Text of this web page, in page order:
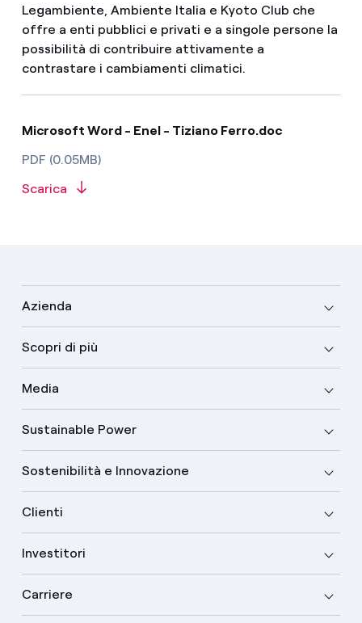
Legambiente, Ambiente Italia e Kyoto Club che
offre a enti pubblici e privati e a singole persone la
possibilità di contribuire attivamente a
contrastare i cambiamenti climatici.
Microsoft Word - Enel - Tiziano Ferro.doc
PDF (0.05MB)
Scarica
Azienda
Scopri di più
Media
Sustainable Power
Sostenibilità e Innovazione
Clienti
Investitori
Carriere